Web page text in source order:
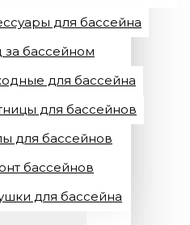
для бассейна
за бассейном
для бассейна
для бассейнов
для бассейнов
бассейнов
для бассейна